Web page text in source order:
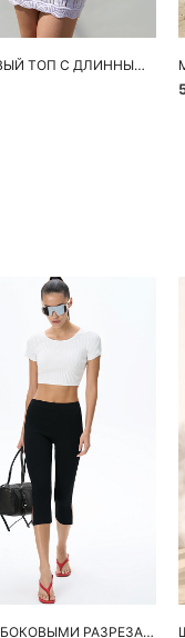
ХЛОПКОВЫЙ ТОП С ДЛИННЫМ РУКАВОМ
КАПРИ С БОКОВЫМИ РАЗРЕЗАМИ